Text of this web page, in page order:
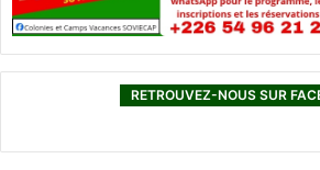
RETROUVEZ-NOUS SUR